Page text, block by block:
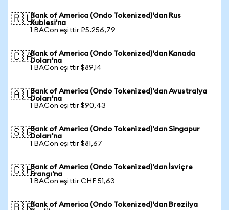
🇷🇺Bank of America (Ondo Tokenized)'dan Rus
Rublesi'na
1 BACon eşittir ₽5.256,79
🇨🇦Bank of America (Ondo Tokenized)'dan Kanada
Doları'na
1 BACon eşittir $89,14
🇦🇺Bank of America (Ondo Tokenized)'dan Avustralya
Doları'na
1 BACon eşittir $90,43
🇸🇬Bank of America (Ondo Tokenized)'dan Singapur
Doları'na
1 BACon eşittir $81,67
🇨🇭Bank of America (Ondo Tokenized)'dan İsviçre
Frangı'na
1 BACon eşittir CHF 51,63
Bank of America (Ondo Tokenized)'dan Brezilya